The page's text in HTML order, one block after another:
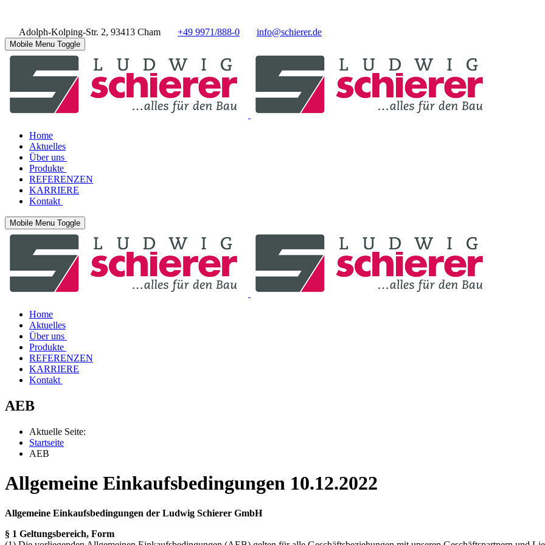
Adolph-Kolping-Str. 2, 93413 Cham +49 9971/888-0 info@schierer.de
Mobile Menu Toggle
Home
Aktuelles
Über uns
Produkte
REFERENZEN
KARRIERE
Kontakt
Mobile Menu Toggle
Home
Aktuelles
Über uns
Produkte
REFERENZEN
KARRIERE
Kontakt
AEB
Aktuelle Seite:
Startseite
AEB
Allgemeine Einkaufsbedingungen 10.12.2022
Allgemeine Einkaufsbedingungen der Ludwig Schierer GmbH
§ 1 Geltungsbereich, Form